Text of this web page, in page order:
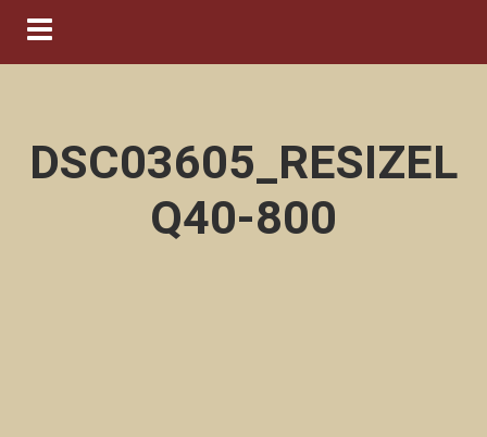
Navigation ein-/ausblenden
DSC03605_RESIZEL
Q40-800